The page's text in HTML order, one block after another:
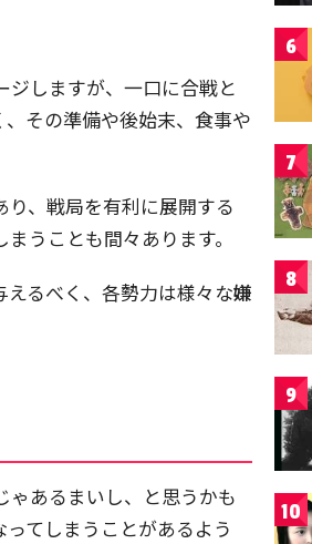
ジしますが、一口に合戦と
その準備や後始末、食事や
、戦局を有利に展開する
まうことも間々あります。
るべく、各勢力は様々な嫌
ゃあるまいし、と思うかも
てしまうことがあるよう
6
7
8
9
10